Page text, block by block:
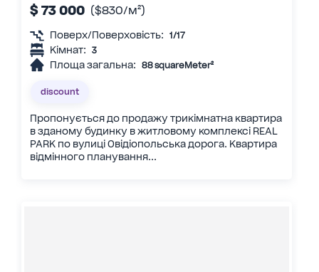
$ 73 000 ($830/м²)
Поверх/Поверховість: 1/17
Кімнат: 3
Площа загальна: 88 squareMeter²
discount
Пропонується до продажу трикімнатна квартира
в зданому будинку в житловому комплексі REAL
PARK по вулиці Овідіопольська дорога. Квартира
відмінного планування...